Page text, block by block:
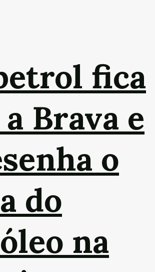
fica
Brava e
o
do
na